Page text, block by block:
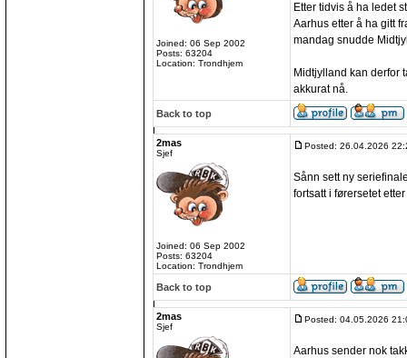
Joined: 06 Sep 2002
Posts: 63204
Location: Trondhjem
Etter tidvis å ha ledet
Aarhus etter å ha gitt
mandag snudde
Midtjylland kan derfor
akkurat nå.
Back to top
2mas
Sjef
Joined: 06 Sep 2002
Posts: 63204
Location: Trondhjem
Posted: 26.04.2026
Sånn sett ny
fortsatt i førersetet
Back to top
2mas
Sjef
Posted: 04.05.2026
Aarhus sender nok